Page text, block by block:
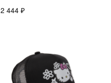
2 444 ₽